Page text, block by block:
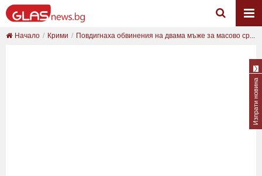
Начало Крими Повдигнаха обвинения на двама мъже за масово ср...
Изпрати новина